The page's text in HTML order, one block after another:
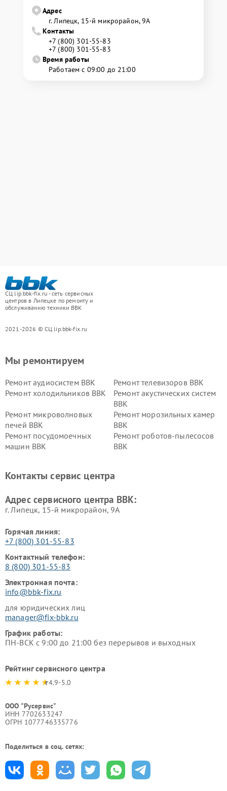
Адрес
г. Липецк, 15-й микрорайон, 9А
Контакты
+7 (800) 301-55-83
+7 (800) 301-55-83
Время работы
Работаем с 09:00 до 21:00
СЦ lip.bbk-fix.ru - сеть сервисных
центров в Липецке по ремонту и
обслуживанию техники BBK
2021-2026 © СЦ lip.bbk-fix.ru
Мы ремонтируем
Ремонт аудиосистем BBK
Ремонт телевизоров BBK
Ремонт холодильников BBK
Ремонт акустических систем
BBK
Ремонт микроволновых
печей BBK
Ремонт морозильных камер
BBK
Ремонт посудомоечных
машин BBK
Ремонт роботов-пылесосов
BBK
Ремонт винных шкафов BBK
Контакты сервис центра
Адрес сервисного центра BBK:
г. Липецк, 15-й микрорайон, 9А
Горячая линия:
+7 (800) 301-55-83
Контактный телефон:
8 (800) 301-55-83
Электронная почта:
info@bbk-fix.ru
для юридических лиц
manager@fix-bbk.ru
График работы:
ПН-ВСК с 9:00 до 21:00 без перерывов и выходных
Рейтинг сервисного центра
4.9-5.0
ООО "Русервис"
ИНН 7702633247
ОГРН 1077746335776
Поделиться в соц. сетях: